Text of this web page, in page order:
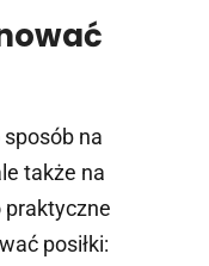
na
także na
praktyczne
posiłki: